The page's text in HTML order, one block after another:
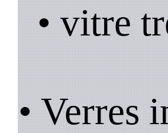
• vitre
• Verres